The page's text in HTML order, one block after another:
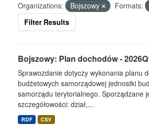
Organizations: Bojszowy Formats:
Filter Results
Bojszowy: Plan dochodów -
Sprawozdanie dotyczy wykonania planu
budżetowych samorządowej jednostki
samorządu terytorialnego. Sporządzane
szczegółowości: dział,...
RDF CSV